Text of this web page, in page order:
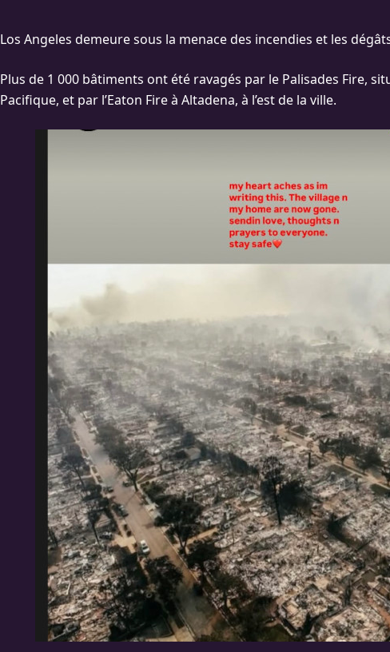
Los Angeles demeure sous la menace des incendies et les
Plus de 1 000 bâtiments ont été ravagés par le Palisades Fire,
Pacifique, et par l’Eaton Fire à Altadena, à l’est de la ville.